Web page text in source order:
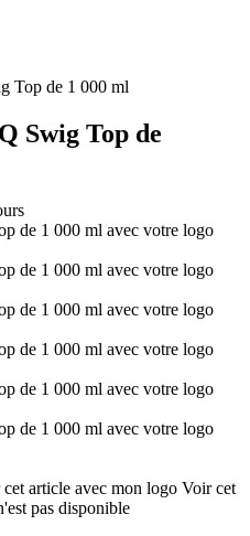
Top de 1 000 ml
Swig Top de
article avec mon logo Voir cet
pas disponible